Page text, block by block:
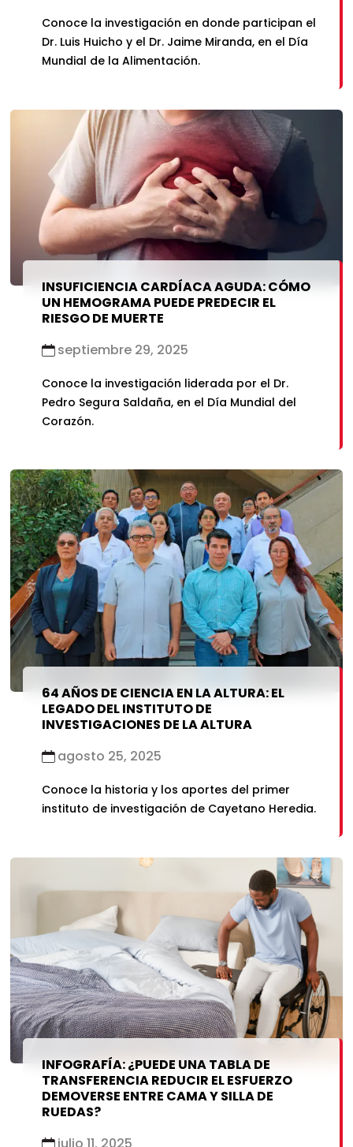
Conoce la investigación en donde participan el
Dr. Luis Huicho y el Dr. Jaime Miranda, en el Día
Mundial de la Alimentación.
INSUFICIENCIA CARDÍACA AGUDA: CÓMO
UN HEMOGRAMA PUEDE PREDECIR EL
RIESGO DE MUERTE
septiembre 29, 2025
Conoce la investigación liderada por el Dr.
Pedro Segura Saldaña, en el Día Mundial del
Corazón.
64 AÑOS DE CIENCIA EN LA ALTURA: EL
LEGADO DEL INSTITUTO DE
INVESTIGACIONES DE LA ALTURA
agosto 25, 2025
Conoce la historia y los aportes del primer
instituto de investigación de Cayetano Heredia.
INFOGRAFÍA: ¿PUEDE UNA TABLA DE
TRANSFERENCIA REDUCIR EL ESFUERZO
DEMOVERSE ENTRE CAMA Y SILLA DE
RUEDAS?